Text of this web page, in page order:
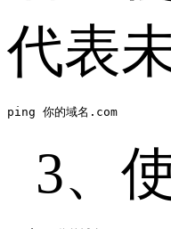
代表
ping 你的域名.com
3、